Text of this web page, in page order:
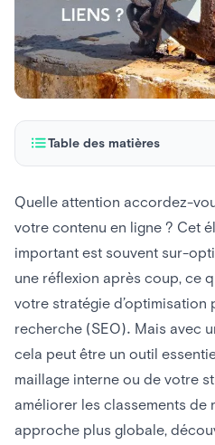
Table des matières
Comment écrire un texte
Qu’est-ce que l’optimisation
comment le faire
Que sont les applications
Premiers pas avec le texte
Quelle attention accordez-
votre contenu en ligne ? Cet
important est souvent sur-
une réflexion après coup, ce
votre stratégie d’optimisation
recherche (SEO). Mais avec
cela peut être un outil
maillage interne ou de votre
améliorer les classements de
approche plus globale,